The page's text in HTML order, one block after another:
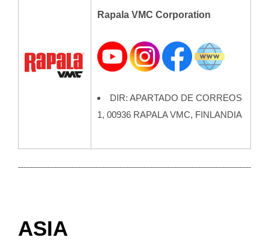
Rapala VMC Corporation
DIR: APARTADO DE CORREOS
1, 00936 RAPALA VMC, FINLANDIA
ASIA